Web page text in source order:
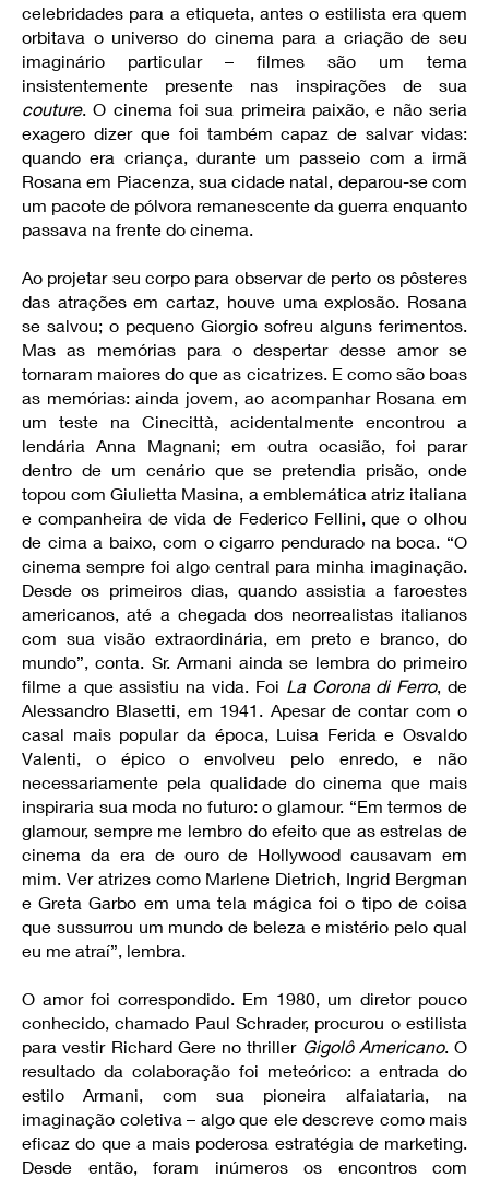
celebridades para a etiqueta, antes o estilista era quem
orbitava o universo do cinema para a criação de seu
imaginário particular – filmes são um tema
insistentemente presente nas inspirações de sua
couture. O cinema foi sua primeira paixão, e não seria
exagero dizer que foi também capaz de salvar vidas:
quando era criança, durante um passeio com a irmã
Rosana em Piacenza, sua cidade natal, deparou-se com
um pacote de pólvora remanescente da guerra enquanto
passava na frente do cinema.
Ao projetar seu corpo para observar de perto os pôsteres
das atrações em cartaz, houve uma explosão. Rosana
se salvou; o pequeno Giorgio sofreu alguns ferimentos.
Mas as memórias para o despertar desse amor se
tornaram maiores do que as cicatrizes. E como são boas
as memórias: ainda jovem, ao acompanhar Rosana em
um teste na Cinecittà, acidentalmente encontrou a
lendária Anna Magnani; em outra ocasião, foi parar
dentro de um cenário que se pretendia prisão, onde
topou com Giulietta Masina, a emblemática atriz italiana
e companheira de vida de Federico Fellini, que o olhou
de cima a baixo, com o cigarro pendurado na boca. “O
cinema sempre foi algo central para minha imaginação.
Desde os primeiros dias, quando assistia a faroestes
americanos, até a chegada dos neorrealistas italianos
com sua visão extraordinária, em preto e branco, do
mundo”, conta. Sr. Armani ainda se lembra do primeiro
filme a que assistiu na vida. Foi La Corona di Ferro, de
Alessandro Blasetti, em 1941. Apesar de contar com o
casal mais popular da época, Luisa Ferida e Osvaldo
Valenti, o épico o envolveu pelo enredo, e não
necessariamente pela qualidade do cinema que mais
inspiraria sua moda no futuro: o glamour. “Em termos de
glamour, sempre me lembro do efeito que as estrelas de
cinema da era de ouro de Hollywood causavam em
mim. Ver atrizes como Marlene Dietrich, Ingrid Bergman
e Greta Garbo em uma tela mágica foi o tipo de coisa
que sussurrou um mundo de beleza e mistério pelo qual
eu me atraí”, lembra.
O amor foi correspondido. Em 1980, um diretor pouco
conhecido, chamado Paul Schrader, procurou o estilista
para vestir Richard Gere no thriller Gigolô Americano. O
resultado da colaboração foi meteórico: a entrada do
estilo Armani, com sua pioneira alfaiataria, na
imaginação coletiva – algo que ele descreve como mais
eficaz do que a mais poderosa estratégia de marketing.
Desde então, foram inúmeros os encontros com